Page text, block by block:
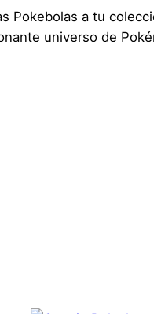
Pokebolas a tu
universo de
Ball –